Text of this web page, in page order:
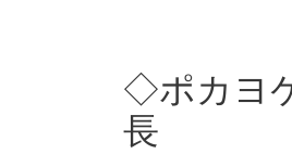
◇ポカヨ
長